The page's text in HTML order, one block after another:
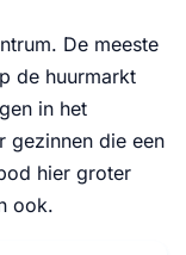
De meeste
de huurmarkt
in het
gezinnen die een
hier groter
ook.